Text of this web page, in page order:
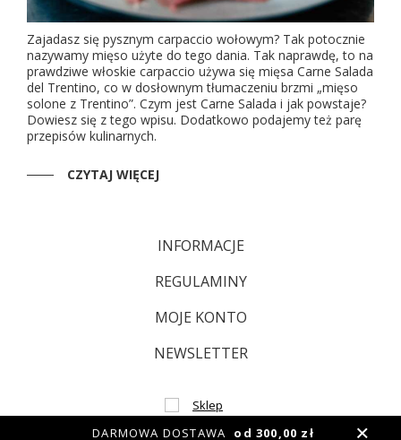
DARMOWA DOSTAWA od 300,00 zł
Zajadasz się pysznym carpaccio wołowym? Tak potocznie
nazywamy mięso użyte do tego dania. Tak naprawdę, to na
prawdziwe włoskie carpaccio używa się mięsa Carne Salada
del Trentino, co w dosłownym tłumaczeniu brzmi „mięso
solone z Trentino”. Czym jest Carne Salada i jak powstaje?
Dowiesz się z tego wpisu. Dodatkowo podajemy też parę
przepisów kulinarnych.
CZYTAJ WIĘCEJ
INFORMACJE
REGULAMINY
MOJE KONTO
NEWSLETTER